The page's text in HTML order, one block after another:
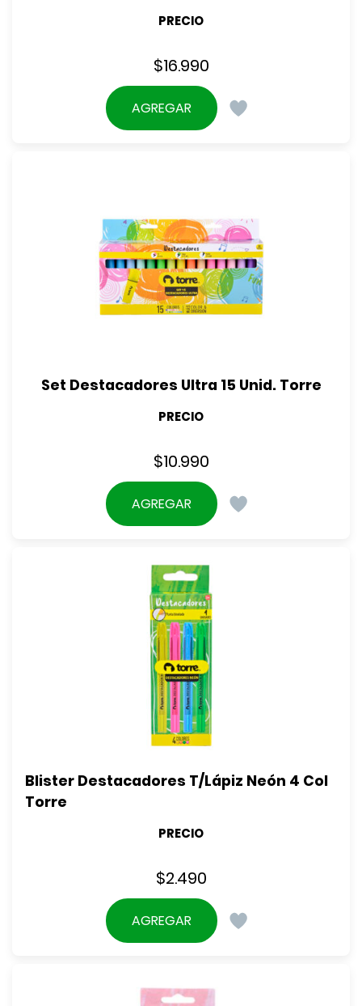
PRECIO
$16.990
AGREGAR
Set Destacadores Ultra 15 Unid. Torre
PRECIO
$10.990
AGREGAR
Blister Destacadores T/Lápiz Neón 4 Col
Torre
PRECIO
$2.490
AGREGAR